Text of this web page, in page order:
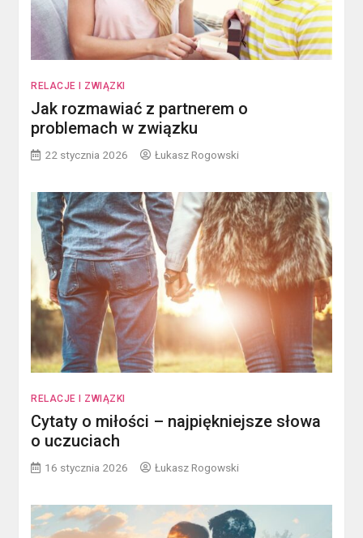
RELACJE I ZWIĄZKI
Jak rozmawiać z partnerem o
problemach w związku
22 stycznia 2026 Łukasz Rogowski
RELACJE I ZWIĄZKI
Cytaty o miłości – najpiękniejsze słowa
o uczuciach
16 stycznia 2026 Łukasz Rogowski